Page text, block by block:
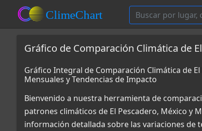
Gráfico de Comparación Climática de
Gráfico Integral de Comparación Climática de
Mensuales y Tendencias de Impacto
Bienvenido a nuestra herramienta de
patrones climáticos de El Pescadero, México y
información detallada sobre las variaciones de